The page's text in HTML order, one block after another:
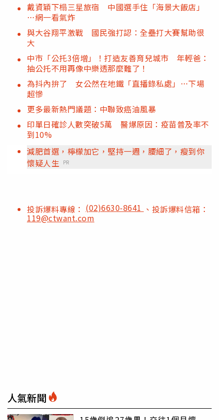
戴資穎下榻三星旅宿 中國選手住「海景大飯店」
…網一看氣炸
與大谷翔平激戰 國民強打認：全壘打大賽幫助很
大
中市「公托3倍增」！打造友善育兒城市 年輕爸：
抽公托不用再像中樂透那麼難了！
為抖內拚了 女公然在地鐵「直播錄私處」…下場
超慘
更多最新熱門議題：中聯致癌油風暴
印單日確診人數突破5萬 醫爆原因：疫苗普及率不
到10%
減肥首選，檸檬加它，堅持一週，腰細了，瘦到你
懷疑人生
PR
投訴爆料專線： (02)6630-8641 、投訴爆料信箱：
119@ctwant.com
人氣新聞